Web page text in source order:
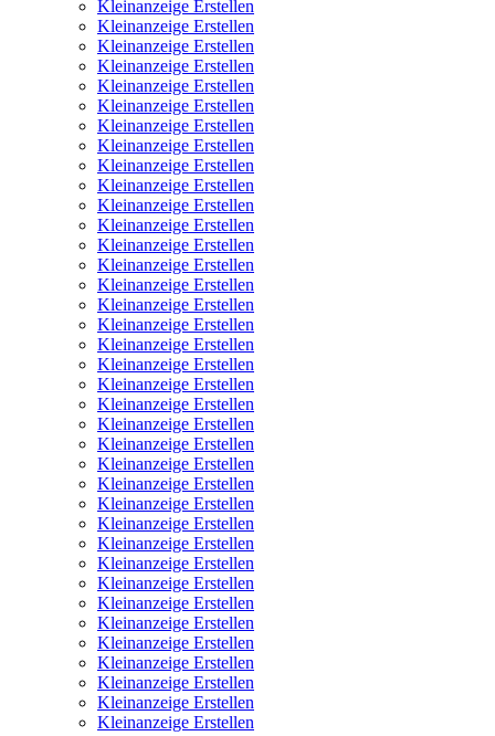
Kleinanzeige Erstellen
Kleinanzeige Erstellen
Kleinanzeige Erstellen
Kleinanzeige Erstellen
Kleinanzeige Erstellen
Kleinanzeige Erstellen
Kleinanzeige Erstellen
Kleinanzeige Erstellen
Kleinanzeige Erstellen
Kleinanzeige Erstellen
Kleinanzeige Erstellen
Kleinanzeige Erstellen
Kleinanzeige Erstellen
Kleinanzeige Erstellen
Kleinanzeige Erstellen
Kleinanzeige Erstellen
Kleinanzeige Erstellen
Kleinanzeige Erstellen
Kleinanzeige Erstellen
Kleinanzeige Erstellen
Kleinanzeige Erstellen
Kleinanzeige Erstellen
Kleinanzeige Erstellen
Kleinanzeige Erstellen
Kleinanzeige Erstellen
Kleinanzeige Erstellen
Kleinanzeige Erstellen
Kleinanzeige Erstellen
Kleinanzeige Erstellen
Kleinanzeige Erstellen
Kleinanzeige Erstellen
Kleinanzeige Erstellen
Kleinanzeige Erstellen
Kleinanzeige Erstellen
Kleinanzeige Erstellen
Kleinanzeige Erstellen
Kleinanzeige Erstellen